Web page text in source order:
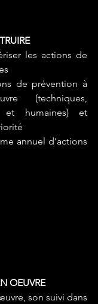
les actions de
de prévention à
(techniques,
et humaines) et
annuel d’actions
OEUVRE
son suivi dans